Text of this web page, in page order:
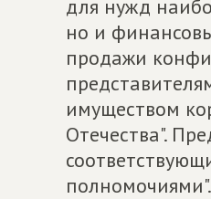
для нужд
но и
продажи
имуществом
Отечества".
полномочиями".